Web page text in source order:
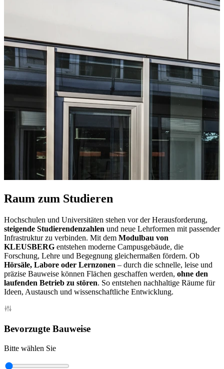
Raum zum Studieren
Hochschulen und Universitäten stehen vor der Herausforderung,
steigende Studierendenzahlen und neue Lehrformen mit passender
Infrastruktur zu verbinden. Mit dem Modulbau von
KLEUSBERG entstehen moderne Campusgebäude, die
Forschung, Lehre und Begegnung gleichermaßen fördern. Ob
Hörsäle, Labore oder Lernzonen – durch die schnelle, leise und
präzise Bauweise können Flächen geschaffen werden, ohne den
laufenden Betrieb zu stören. So entstehen nachhaltige Räume für
Ideen, Austausch und wissenschaftliche Entwicklung.
Bevorzugte Bauweise
Bitte wählen Sie